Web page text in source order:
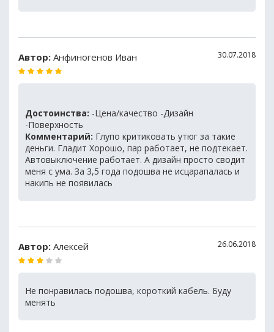
Автор: Анфиногенов Иван 30.07.2018
Достоинства: -Цена/качество -Дизайн
-Поверхность
Комментарий: Глупо критиковать утюг за такие
деньги. Гладит Хорошо, пар работает, не подтекает.
Автовыключение работает. А дизайн просто сводит
меня с ума. За 3,5 года подошва не исцарапалась и
накипь не появилась
Автор: Алексей 26.06.2018
Не понравилась подошва, короткий кабель. Буду
менять